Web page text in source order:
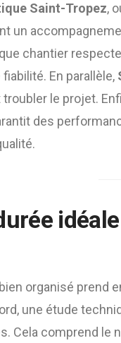
Saint-Tropez,
un
chantier
En parallèle,
le projet.
des
organisé prend
une étude
Cela comprend le